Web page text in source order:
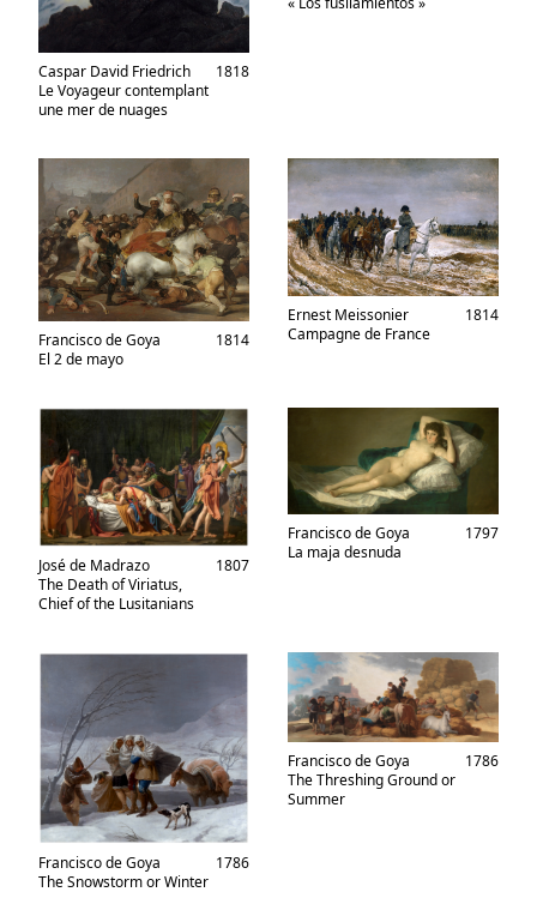
Caspar David Friedrich
Le Voyageur contemplant
une mer de nuages
1818
Francisco de Goya
El 2 de mayo
1814
Ernest Meissonier
Campagne de France
1814
José de Madrazo
The Death of Viriatus,
Chief of the Lusitanians
1807
Francisco de Goya
La maja desnuda
1797
Francisco de Goya
The Snowstorm or Winter
1786
Francisco de Goya
The Threshing Ground or
Summer
1786